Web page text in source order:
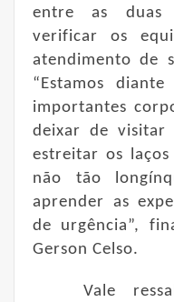
entre as duas
verificar os
atendimento de
“Estamos
importantes
deixar de visitar
estreitar os
não tão
aprender as
de urgência”,
Gerson Celso.
Vale